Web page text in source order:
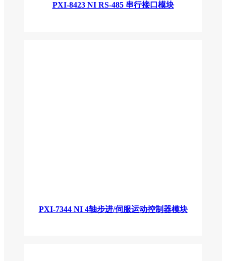
PXI-8423 NI RS-485 串行接口模块
PXI-7344 NI 4轴步进/伺服运动控制器模块